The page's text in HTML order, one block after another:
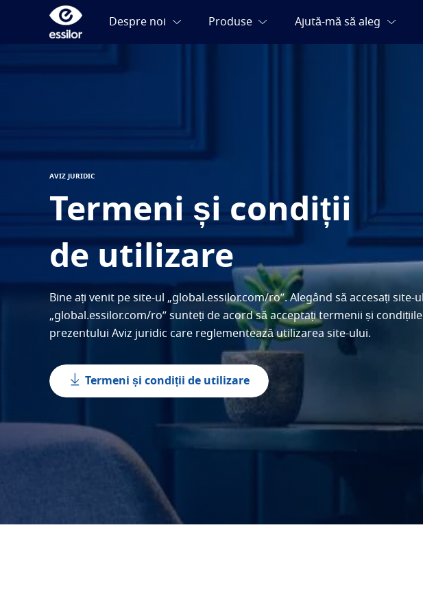
AVIZ JURIDIC
Termeni și condiții
de utilizare
Bine ați venit pe site-ul „global.essilor.com/ro”. Alegând să accesați site-ul
„global.essilor.com/ro” sunteți de acord să acceptați termenii și condițiile
prezentului Aviz juridic care reglementează utilizarea site-ului.
Termeni și condiții de utilizare